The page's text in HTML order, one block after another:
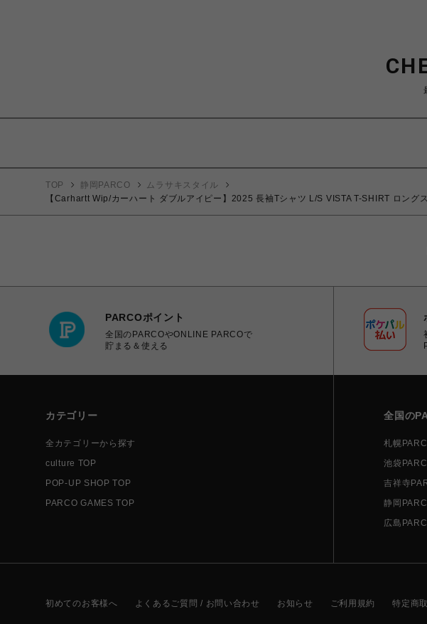
TOP 静岡PARCO
ムラサキスタイル
【Carhartt Wip/カーハート ダブルアイピー】2025 長袖Tシャツ L/S VISTA T-SHIRT ロ
PARCOポイント
全国のPARCOやONLINE PARCOで
貯まる＆使える
カテゴリー
全カテゴリーから探す
culture TOP
POP-UP SHOP TOP
PARCO GAMES TOP
全国の
札幌
池袋
吉祥寺
静岡
広島
初めてのお客様へ よくあるご質問 / お問い合わせ お知らせ ご利用規約 特定商